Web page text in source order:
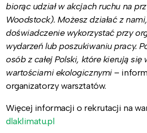
biorąc udział w akcjach ruchu na
Woodstock). Możesz działać z
doświadczenie wykorzystać przy
wydarzeń lub poszukiwaniu pracy.
osób z całej Polski, które kierują się
wartościami ekologicznymi –
organizatorzy warsztatów.
Więcej informacji o rekrutacji na
dlaklimatu.pl